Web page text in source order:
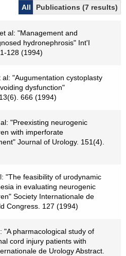
All
Publications (7 results)
al: "Management and
hydronephrosis" Int'I
128 (1994)
al: "Augumentation cystoplasty
dysfunction"
666 (1994)
"Preexisting neurogenic
with imperforate
Journal of Urology. 151(4).
"The feasibility of urodynamic
in evaluating neurogenic
Society Internationale de
Congress. 127 (1994)
"A pharmacological study of
cord injury patients with
de Urology Abstract.